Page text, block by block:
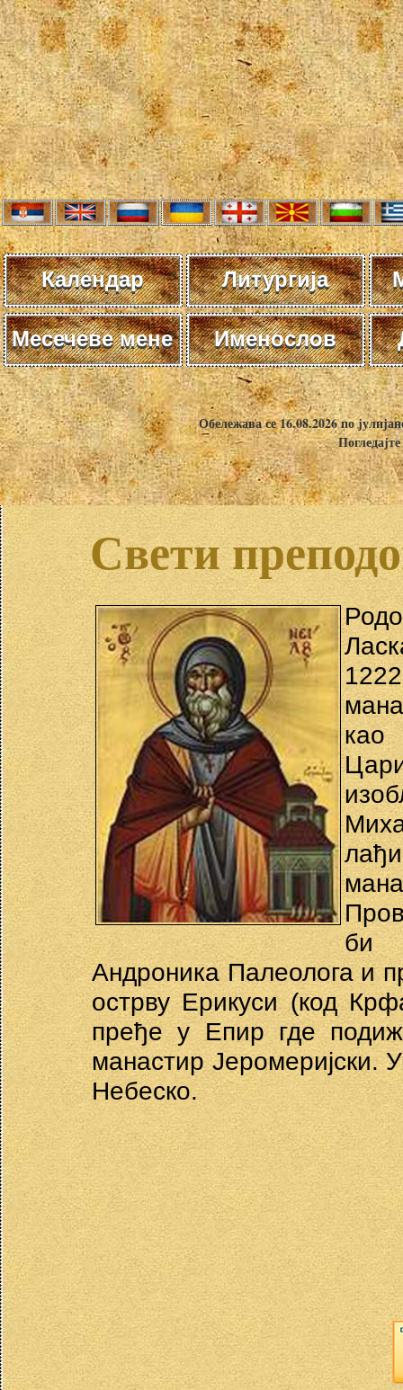
Календар Литургија
Месечеве мене Именослов
Обележава се 16.08.2026 по
Свети
би
Андроника Палеолога и
острву Ерикуси (код
пређе у Епир где
манастир Јеромеријски.
Небеско.